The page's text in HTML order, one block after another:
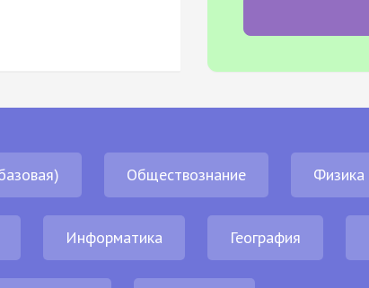
Обществознание Физика
Информатика География